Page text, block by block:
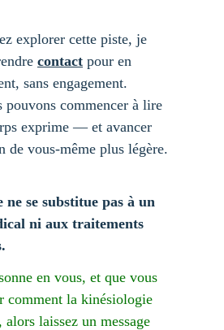
explorer cette piste, je
contact pour en
sans engagement.
pouvons commencer à lire
exprime — et avancer
de vous-même plus légère.
en vous, et que vous
comment la kinésiologie
laissez un message
se substitue pas à un
ni aux traitements